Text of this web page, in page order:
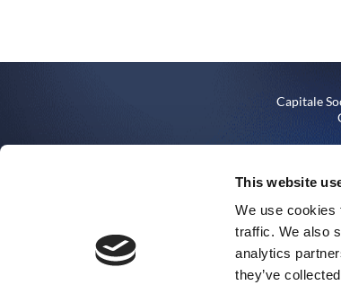
This website
We use cookies
traffic. We also
analytics
they’ve
Capitale
Via Rochdale